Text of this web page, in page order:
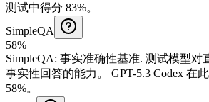
测试中得分 83%。
SimpleQA
58%
SimpleQA: 事实准确性基准. 测试模型对
事实性回答的能力。
GPT-5.3 Codex 在
58%。